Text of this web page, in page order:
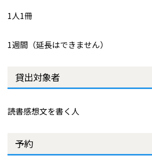
1人1冊
1週間（延長はできません）
貸出対象者
読書感想文を書く人
予約